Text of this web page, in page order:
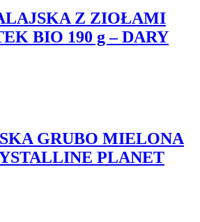
Z ZIOŁAMI
BIO 190 g – DARY
GRUBO MIELONA
PLANET